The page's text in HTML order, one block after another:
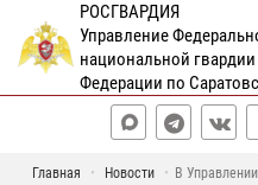
РОСГВАРДИЯ
Управление
национальной
Федерации по
Главная Новости
В